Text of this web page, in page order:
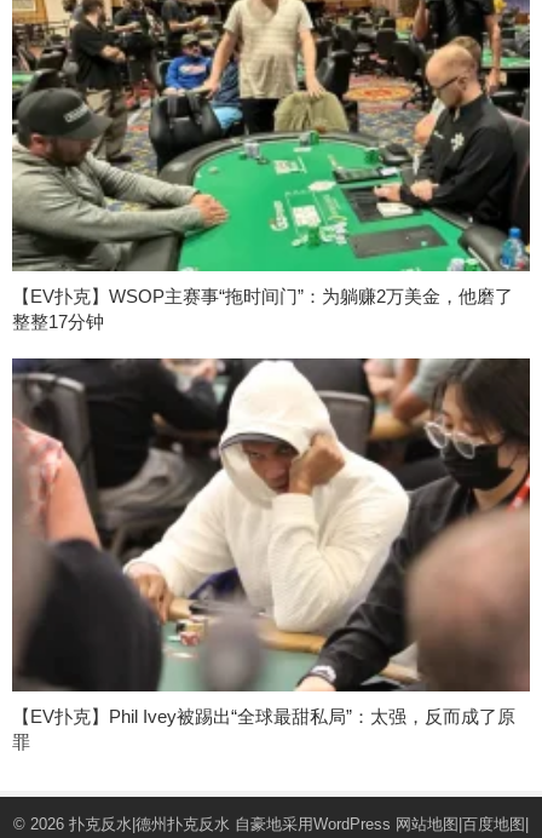
【EV扑克】WSOP主赛事“拖时间门”：为躺赚2万美金，他磨了
整整17分钟
【EV扑克】Phil Ivey被踢出“全球最甜私局”：太强，反而成了原
罪
© 2026 扑克反水|德州扑克反水 自豪地采用WordPress 网站地图 百度地图